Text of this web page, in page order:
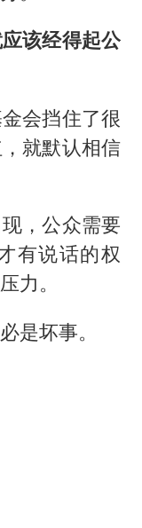
该经得起公
会挡住了很
就默认相信
，公众需要
有说话的权
力。
是坏事。